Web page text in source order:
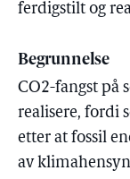
ferdigstilt og
Begrunnelse
CO2-fangst på
realisere, fordi
etter at fossil
av